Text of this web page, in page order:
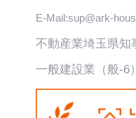
E-Mail:sup@ark-
不動産​業埼玉県知
一般建設業（般-6